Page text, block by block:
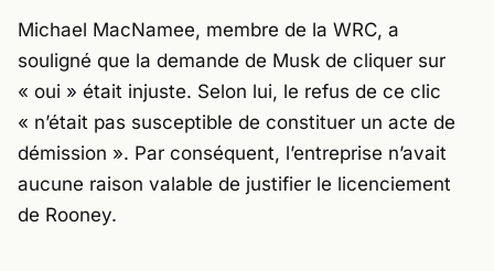
Michael MacNamee, membre de la WRC, a
souligné que la demande de Musk de cliquer sur
« oui » était injuste. Selon lui, le refus de ce clic
« n’était pas susceptible de constituer un acte de
démission ». Par conséquent, l’entreprise n’avait
aucune raison valable de justifier le licenciement
de Rooney.